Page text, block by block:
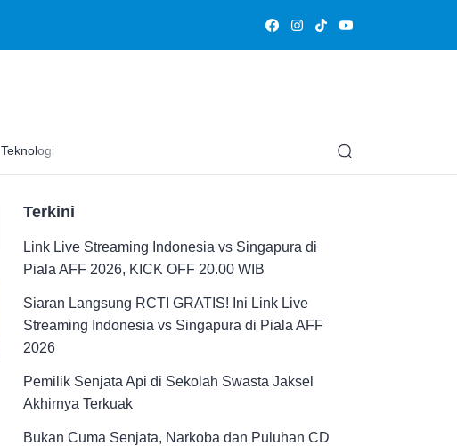
Teknologi Edukasi
Terkini
Link Live Streaming Indonesia vs Singapura di
Piala AFF 2026, KICK OFF 20.00 WIB
Siaran Langsung RCTI GRATIS! Ini Link Live
Streaming Indonesia vs Singapura di Piala AFF
2026
Pemilik Senjata Api di Sekolah Swasta Jaksel
Akhirnya Terkuak
Bukan Cuma Senjata, Narkoba dan Puluhan CD